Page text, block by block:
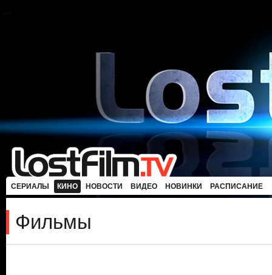
СЕРИАЛЫ КИНО НОВОСТИ ВИДЕО НОВИНКИ РАСПИСАНИЕ
Фильмы